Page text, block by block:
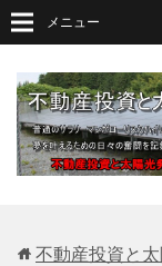
メニュー
不動産投資と